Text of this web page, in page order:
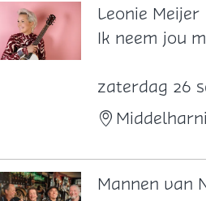
e
n
e
r
n
n
Leonie Meijer
L
o
n
e
M
Ik neem jou
zaterdag 26
Mannen van